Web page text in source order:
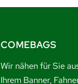
COMEBAGS
Wir nähen für Sie
Ihrem Banner,